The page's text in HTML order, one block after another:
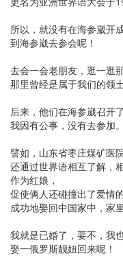
所以，就没有在海参崴开
到海参崴去参会呢！
去会一会老朋友，逛一逛
那里曾经是属于我们的领
后来，他们在海参崴召开
我因有公事，没有去参加
譬如，山东省枣庄煤矿医
还通过世界语相互了解，
作为红娘，
促使俩人还碰撞出了爱情
成功地娶回中国家中，家
我就是已婚了，要不，我
娶一俄罗斯靓妞回来呢！